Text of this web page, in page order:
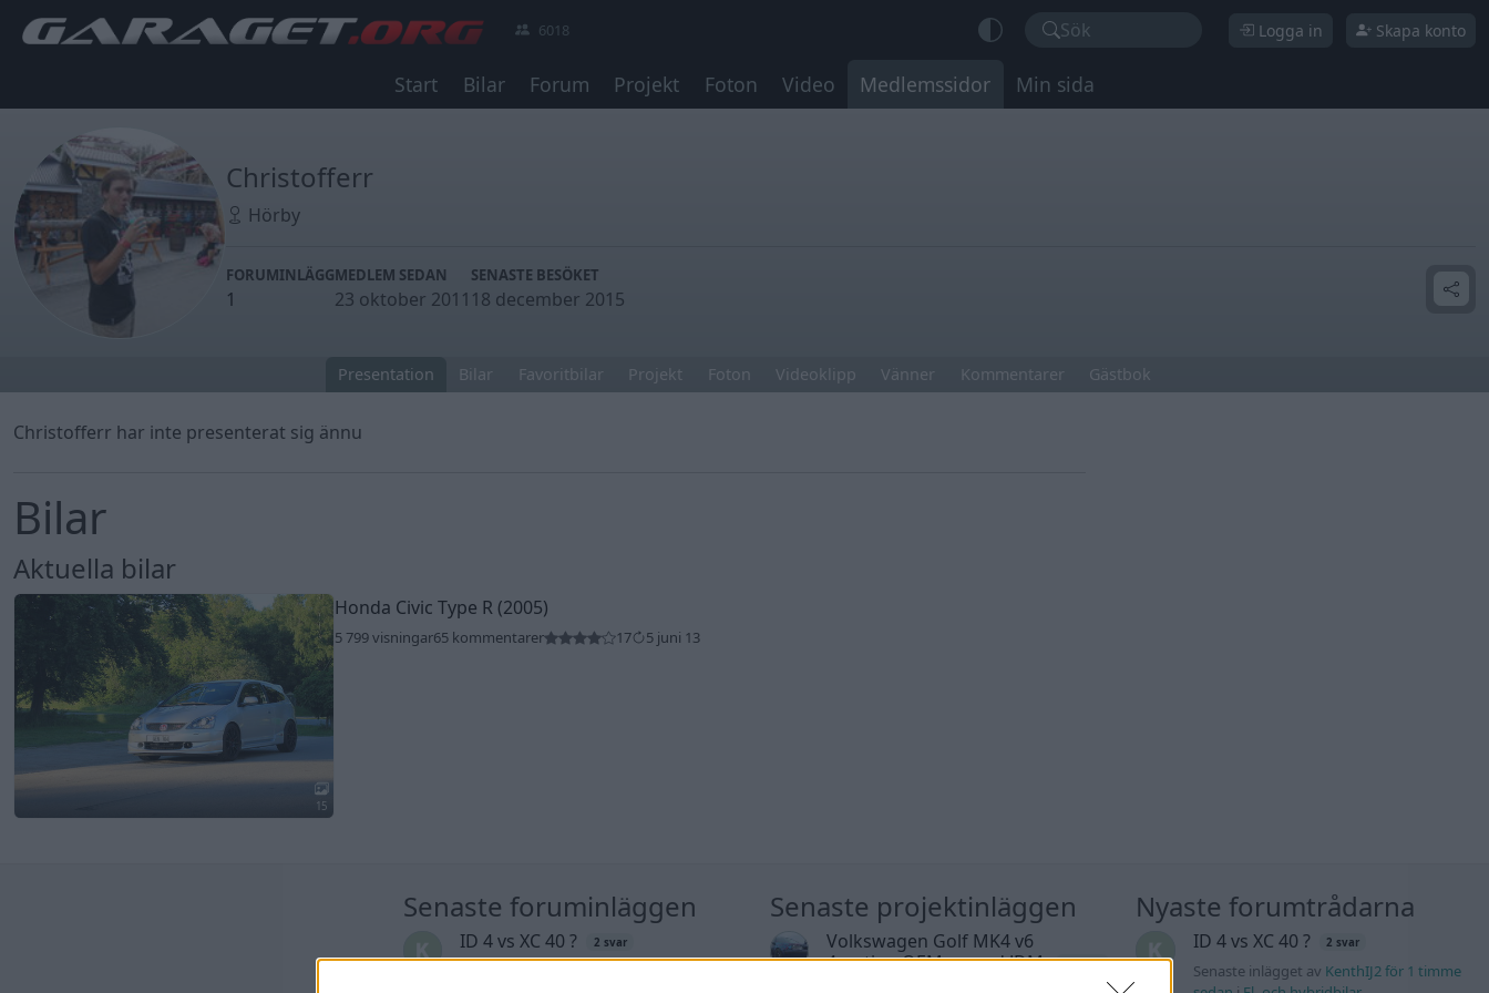
6018 Sök Logga in Skapa konto
Start Bilar Forum Projekt Foton Video Medlemssidor Min sida
Christofferr
Hörby
FORUMINLÄGG
1
MEDLEM SEDAN
23 oktober 2011
SENASTE BESÖKET
18 december 2015
Presentation Bilar Favoritbilar Projekt Foton Videoklipp Vänner Kommentarer Gästbok
Christofferr har inte presenterat sig ännu
Bilar
Aktuella bilar
15
Honda Civic Type R (2005)
5 799 visningar65 kommentarer 17 5 juni 13
Senaste foruminläggen
ID 4 vs XC 40 ? 2 svar
Senaste projektinläggen
Volkswagen Golf MK4 v6
4motion OEM++ med JDM
14 svar
Nyaste forumtrådarna
ID 4 vs XC 40 ? 2 svar
Senaste inlägget av KenthIJ2 för 1 timme